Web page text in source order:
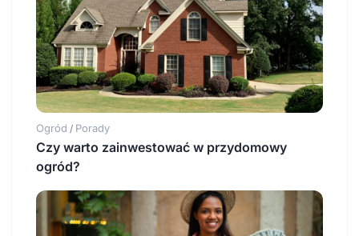
Ogród / Porady
Czy warto zainwestować w przydomowy
ogród?